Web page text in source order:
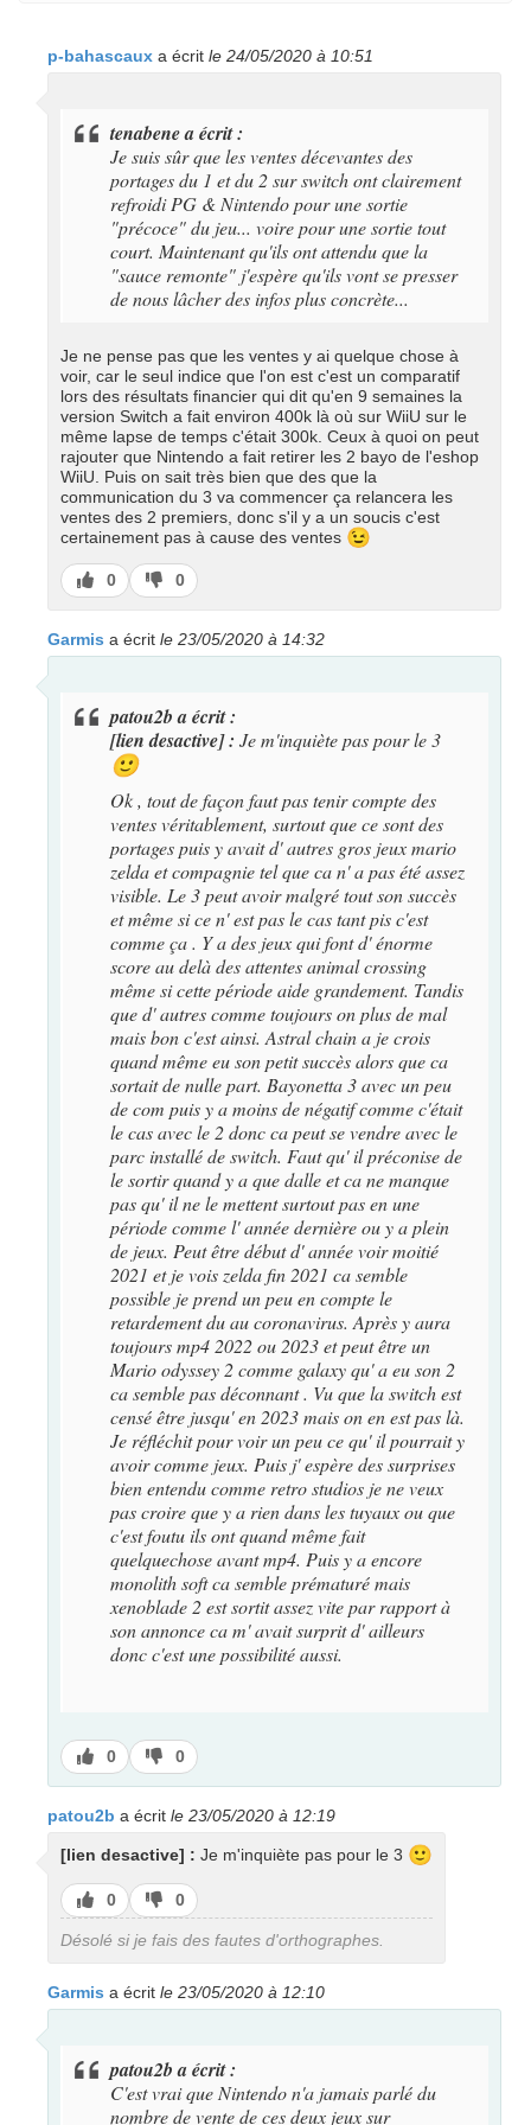
p-bahascaux a écrit le 24/05/2020 à 10:51
tenabene a écrit :
Je suis sûr que les ventes décevantes des
portages du 1 et du 2 sur switch ont clairement
refroidi PG & Nintendo pour une sortie
"précoce" du jeu... voire pour une sortie tout
court. Maintenant qu'ils ont attendu que la
"sauce remonte" j'espère qu'ils vont se presser
de nous lâcher des infos plus concrète...
Je ne pense pas que les ventes y ai quelque chose à
voir, car le seul indice que l'on est c'est un comparatif
lors des résultats financier qui dit qu'en 9 semaines la
version Switch a fait environ 400k là où sur WiiU sur le
même lapse de temps c'était 300k. Ceux à quoi on peut
rajouter que Nintendo a fait retirer les 2 bayo de l'eshop
WiiU. Puis on sait très bien que des que la
communication du 3 va commencer ça relancera les
ventes des 2 premiers, donc s'il y a un soucis c'est
certainement pas à cause des ventes 😉
J’aime
0
J’aime
pas
0
Garmis a écrit le 23/05/2020 à 14:32
patou2b a écrit :
[lien desactive] : Je m'inquiète pas pour le 3
🙂
Ok , tout de façon faut pas tenir compte des
ventes véritablement, surtout que ce sont des
portages puis y avait d' autres gros jeux mario
zelda et compagnie tel que ca n' a pas été assez
visible. Le 3 peut avoir malgré tout son succès
et même si ce n' est pas le cas tant pis c'est
comme ça . Y a des jeux qui font d' énorme
score au delà des attentes animal crossing
même si cette période aide grandement. Tandis
que d' autres comme toujours on plus de mal
mais bon c'est ainsi. Astral chain a je crois
quand même eu son petit succès alors que ca
sortait de nulle part. Bayonetta 3 avec un peu
de com puis y a moins de négatif comme c'était
le cas avec le 2 donc ca peut se vendre avec le
parc installé de switch. Faut qu' il préconise de
le sortir quand y a que dalle et ca ne manque
pas qu' il ne le mettent surtout pas en une
période comme l' année dernière ou y a plein
de jeux. Peut être début d' année voir moitié
2021 et je vois zelda fin 2021 ca semble
possible je prend un peu en compte le
retardement du au coronavirus. Après y aura
toujours mp4 2022 ou 2023 et peut être un
Mario odyssey 2 comme galaxy qu' a eu son 2
ca semble pas déconnant . Vu que la switch est
censé être jusqu' en 2023 mais on en est pas là.
Je réfléchit pour voir un peu ce qu' il pourrait y
avoir comme jeux. Puis j' espère des surprises
bien entendu comme retro studios je ne veux
pas croire que y a rien dans les tuyaux ou que
c'est foutu ils ont quand même fait
quelquechose avant mp4. Puis y a encore
monolith soft ca semble prématuré mais
xenoblade 2 est sortit assez vite par rapport à
son annonce ca m' avait surprit d' ailleurs
donc c'est une possibilité aussi.
J’aime
0
J’aime
pas
0
patou2b a écrit le 23/05/2020 à 12:19
[lien desactive] : Je m'inquiète pas pour le 3 🙂
J’aime
0
J’aime
pas
0
Désolé si je fais des fautes d'orthographes.
Garmis a écrit le 23/05/2020 à 12:10
patou2b a écrit :
C'est vrai que Nintendo n'a jamais parlé du
nombre de vente de ces deux jeux sur